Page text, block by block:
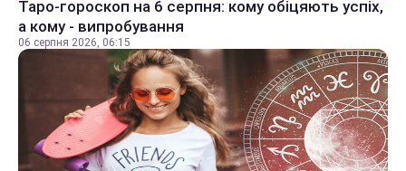
Таро-гороскоп на 6 серпня: кому обіцяють успіх,
а кому - випробування
06 серпня 2026, 06:15